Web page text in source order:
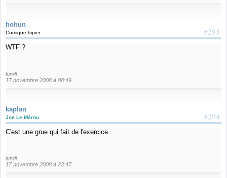
hohun
#293
Comique tripier
WTF ?
lundi
17 novembre 2008 à 08:49
kaplan
#294
Joe Le Mérou
C'est une grue qui fait de l'exercice.
lundi
17 novembre 2008 à 23:47